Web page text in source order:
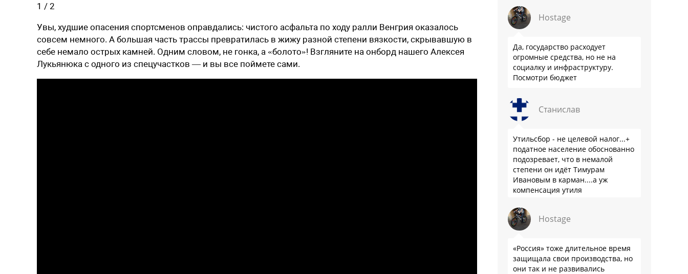
1 / 2
Увы, худшие опасения спортсменов оправдались: чистого асфальта по ходу ралли Венгрия оказалось
совсем немного. А большая часть трассы превратилась в жижу разной степени вязкости, скрывавшую в
себе немало острых камней. Одним словом, не гонка, а «болото»! Взгляните на онборд нашего Алексея
Лукьянюка с одного из спецучастков — и вы все поймете сами.
Hostage
Да, государство расходует
огромные средства, но не на
социалку и инфраструктуру.
Посмотри бюджет
Станислав
Утильсбор - не целевой налог...+
податное население обоснованно
подозревает, что в немалой
степени он идёт Тимурам
Ивановым в карман....а уж
компенсация утиля
что прям эталон коррупции
Hostage
«Россия» тоже длительное время
защищала свои производства, но
они так и не развивались